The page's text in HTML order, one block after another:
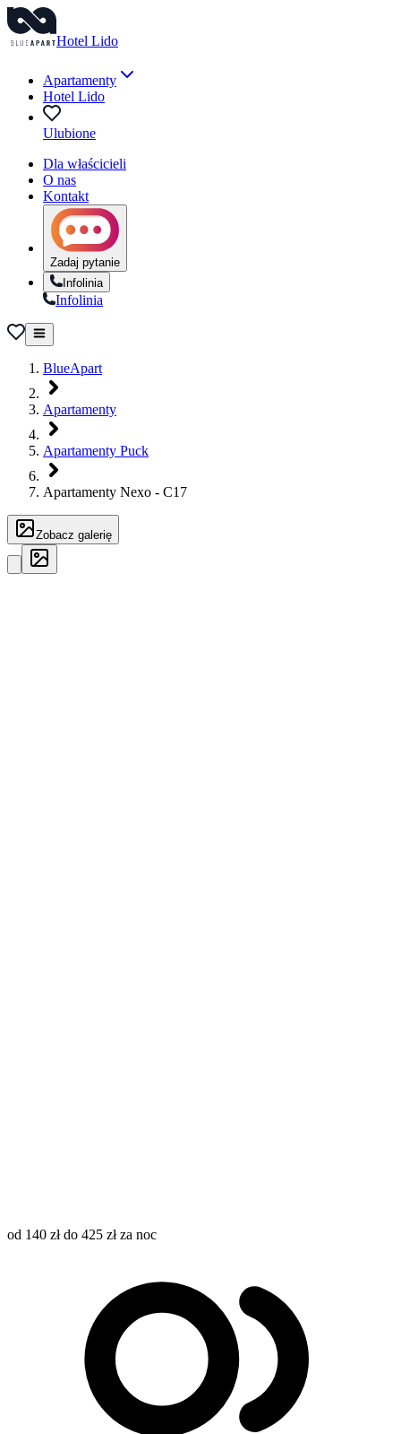
Hotel Lido
Apartamenty
Hotel Lido
Ulubione
Dla właścicieli
O nas
Kontakt
Zadaj pytanie
Infolinia
Infolinia
BlueApart
Apartamenty
Apartamenty Puck
Apartamenty Nexo - C17
Zobacz galerię
od 140 zł do 425 zł za noc